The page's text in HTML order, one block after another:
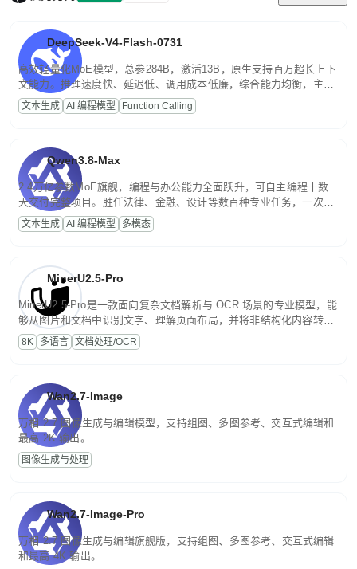
DeepSeek-V4-Flash-0731
高效轻量化MoE模型，总参284B，激活13B，原生支持百万超长上下
文能力。推理速度快、延迟低、调用成本低廉，综合能力均衡，主打
高并发、轻量化任务，适合日常对话、内容创作、基础 RAG、批量
文案处理等普惠刚需场景。
文本生成 AI 编程模型 Function Calling
Qwen3.8-Max
2.4万亿参数MoE旗舰，编程与办公能力全面跃升，可自主编程十数
天交付完整项目。胜任法律、金融、设计等数百种专业任务，一次对
话端到端交付生产级成果。原生视觉理解贯穿规划、执行与验证全流
程，支持超长文档与长视频的深度语义解析。长程任务中自主规划与
文本生成 AI 编程模型 多模态
MinerU2.5-Pro
MinerU2.5-Pro是一款面向复杂文档解析与 OCR 场景的专业模型，能
够从图片和文档中识别文字、理解页面布局，并将非结构化内容转换
为便于存储、检索和二次处理的结构化结果。
8K 多语言 文档处理/OCR
Wan2.7-Image
万相 2.7 图像生成与编辑模型，支持组图、多图参考、交互式编辑和
最高 2K 输出。
图像生成与处理
Wan2.7-Image-Pro
万相 2.7 图像生成与编辑旗舰版，支持组图、多图参考、交互式编辑
和最高 4K 输出。